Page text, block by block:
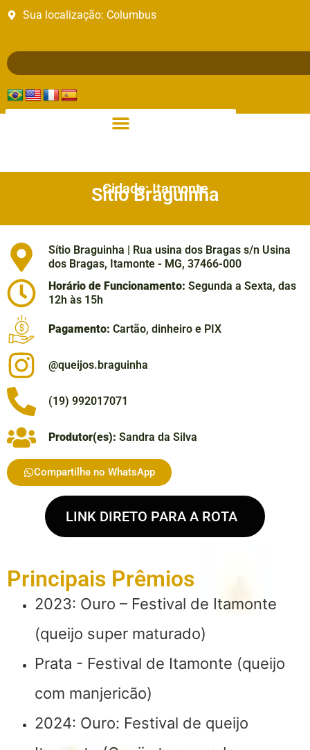
Sua localização: Columbus
Cidade: Itamonte
Sítio Braguinha
Sítio Braguinha | Rua usina dos Bragas s/n Usina
dos Bragas, Itamonte - MG, 37466-000
Horário de Funcionamento: Segunda a Sexta, das
12h às 15h
Pagamento: Cartão, dinheiro e PIX
@queijos.braguinha
(19) 992017071
Produtor(es): Sandra da Silva
Compartilhe no WhatsApp
LINK DIRETO PARA A ROTA
Principais Prêmios
2023: Ouro – Festival de Itamonte
(queijo super maturado)
Prata - Festival de Itamonte (queijo
com manjericão)
2024: Ouro: Festival de queijo